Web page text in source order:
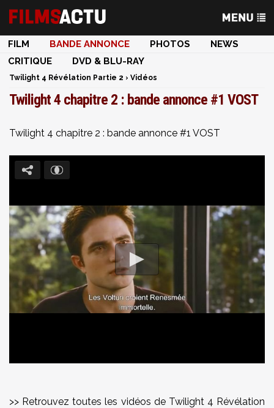
FILM BANDE ANNONCE PHOTOS
NEWS
CRITIQUE
DVD & BLU-RAY
Twilight 4 Révélation Partie 2 › Vidéos
Twilight 4 chapitre 2 : bande annonce #1 VOST
Twilight 4 chapitre 2 : bande annonce #1 VOST
>> Retrouvez toutes les vidéos de Twilight 4 Révélation